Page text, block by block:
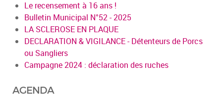
Le recensement à 16 ans !
Bulletin Municipal N°52 - 2025
LA SCLEROSE EN PLAQUE
DECLARATION & VIGILANCE - Détenteurs de Porcs
ou Sangliers
Campagne 2024 : déclaration des ruches
AGENDA